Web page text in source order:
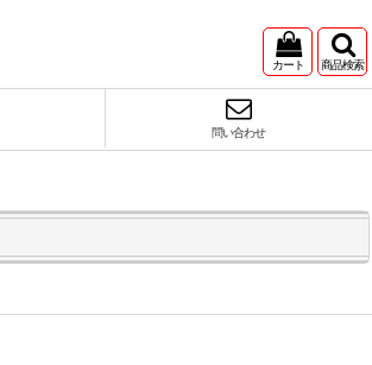
カート 商品検索
問い合わせ